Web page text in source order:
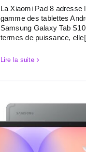
La Xiaomi Pad 8 adresse
gamme des tablettes
Samsung Galaxy Tab
termes de puissance,
Lire la suite